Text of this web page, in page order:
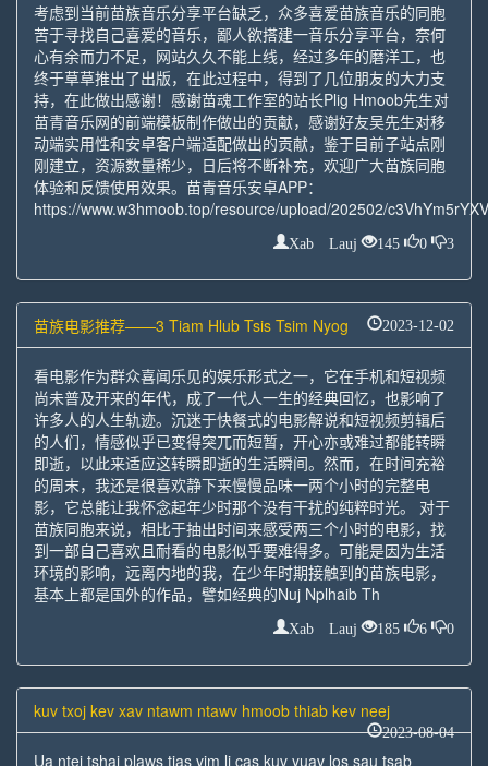
考虑到当前苗族音乐分享平台缺乏，众多喜爱苗族音乐的同胞
苦于寻找自己喜爱的音乐，鄙人欲搭建一音乐分享平台，奈何
心有余而力不足，网站久久不能上线，经过多年的磨洋工，也
终于草草推出了出版，在此过程中，得到了几位朋友的大力支
持，在此做出感谢！感谢苗魂工作室的站长Plig Hmoob先生对
苗青音乐网的前端模板制作做出的贡献，感谢好友吴先生对移
动端实用性和安卓客户端适配做出的贡献，鉴于目前子站点刚
刚建立，资源数量稀少，日后将不断补充，欢迎广大苗族同胞
体验和反馈使用效果。苗青音乐安卓APP：
https://www.w3hmoob.top/resource/upload/202502/
Xab Lauj 145 0 3
苗族电影推荐——3 Tiam Hlub Tsis Tsim Nyog 2023-12-02
看电影作为群众喜闻乐见的娱乐形式之一，它在手机和短视频
尚未普及开来的年代，成了一代人一生的经典回忆，也影响了
许多人的人生轨迹。沉迷于快餐式的电影解说和短视频剪辑后
的人们，情感似乎已变得突兀而短暂，开心亦或难过都能转瞬
即逝，以此来适应这转瞬即逝的生活瞬间。然而，在时间充裕
的周末，我还是很喜欢静下来慢慢品味一两个小时的完整电
影，它总能让我怀念起年少时那个没有干扰的纯粹时光。 对于
苗族同胞来说，相比于抽出时间来感受两三个小时的电影，找
到一部自己喜欢且耐看的电影似乎要难得多。可能是因为生活
环境的影响，远离内地的我，在少年时期接触到的苗族电影，
基本上都是国外的作品，譬如经典的Nuj Nplhaib Th
Xab Lauj 185 6 0
kuv txoj kev xav ntawm ntawv hmoob thiab kev neej
2023-08-04
Ua ntej tshaj plaws tias vim li cas kuv yuav los sau tsab